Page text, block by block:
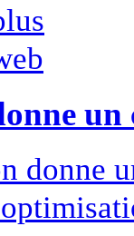
un